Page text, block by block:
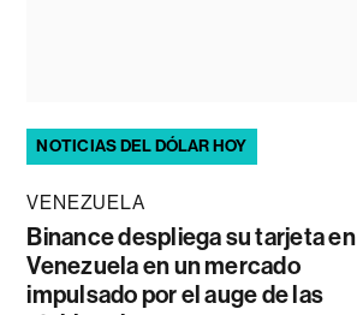
NOTICIAS DEL DÓLAR HOY
VENEZUELA
Binance despliega su tarjeta en
Venezuela en un mercado
impulsado por el auge de las